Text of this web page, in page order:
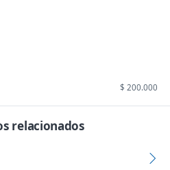
$ 200.000
relacionados